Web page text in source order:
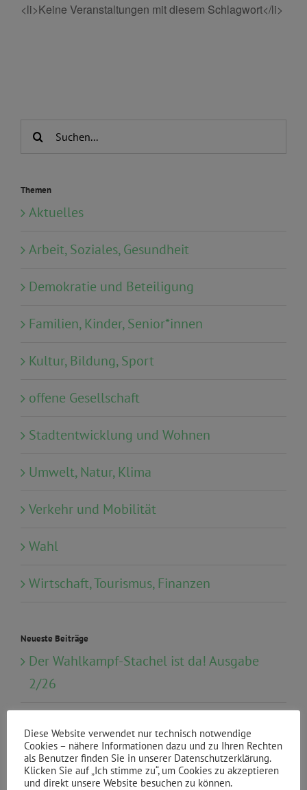
<li>Keine Veranstaltungen mit diesem Schlagwort</li>
Suche
Themen
Aktuelles
Arbeit, Soziales, Gesundheit
Demokratie und Beteiligung
Familien, Kinder, Senior*innen
Kultur, Bildung, Sport
offene Gesellschaft
Stadtentwicklung und Wohnen
Umwelt, Natur, Klima
Verkehr und Mobilität
Wahl
Wirtschaft, Tourismus, Finanzen
Neueste Beiträge
Der Wahlkampf-Stachel ist da! Ausgabe
2/26
Rückblick auf die Sonderbezirksgruppe
„Soziale Wärmewende im Kiez“
Diese Website verwendet nur technisch notwendige
Cookies – nähere Informationen dazu und zu Ihren Rechten
als Benutzer finden Sie in unserer Datenschutzerklärung.
Klicken Sie auf „Ich stimme zu“, um Cookies zu akzeptieren
und direkt unsere Website besuchen zu können.